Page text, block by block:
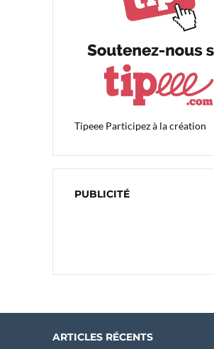
Tipeee Participez à la création
PUBLICITÉ
ARTICLES RÉCENTS